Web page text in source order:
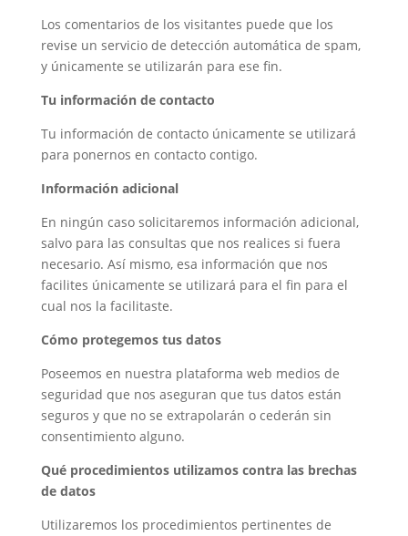
Los comentarios de los visitantes puede que los
revise un servicio de detección automática de spam,
y únicamente se utilizarán para ese fin.
Tu información de contacto
Tu información de contacto únicamente se utilizará
para ponernos en contacto contigo.
Información adicional
En ningún caso solicitaremos información adicional,
salvo para las consultas que nos realices si fuera
necesario. Así mismo, esa información que nos
facilites únicamente se utilizará para el fin para el
cual nos la facilitaste.
Cómo protegemos tus datos
Poseemos en nuestra plataforma web medios de
seguridad que nos aseguran que tus datos están
seguros y que no se extrapolarán o cederán sin
consentimiento alguno.
Qué procedimientos utilizamos contra las brechas
de datos
Utilizaremos los procedimientos pertinentes de